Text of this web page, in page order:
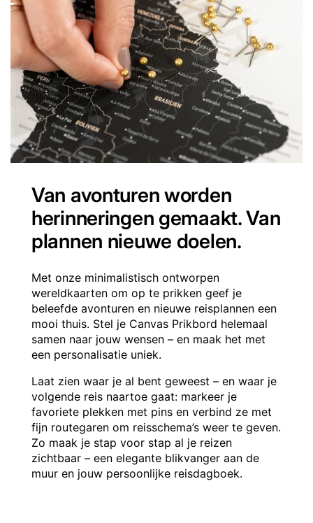
Van avonturen worden
herinneringen gemaakt. Van
plannen nieuwe doelen.
Met onze minimalistisch ontworpen
wereldkaarten om op te prikken geef je
beleefde avonturen en nieuwe reisplannen een
mooi thuis. Stel je Canvas Prikbord helemaal
samen naar jouw wensen – en maak het met
een personalisatie uniek.
Laat zien waar je al bent geweest – en waar je
volgende reis naartoe gaat: markeer je
favoriete plekken met pins en verbind ze met
fijn routegaren om reisschema’s weer te geven.
Zo maak je stap voor stap al je reizen
zichtbaar – een elegante blikvanger aan de
muur en jouw persoonlijke reisdagboek.